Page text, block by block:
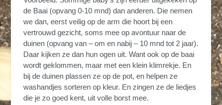
de Baai (opvang 0-10 mnd) dan anderen. Die nemen
we dan, eerst veilig op de arm die hoort bij een
vertrouwd gezicht, soms mee op avontuur naar de
duinen (opvang van – om en nabij – 10 mnd tot 2 jaar).
Daar kijken ze dan hun ogen uit. Want ook op de baai
wordt geklommen, maar met een klein klimrekje. En
bij de duinen plassen ze op de pot, en helpen ze
washandjes sorteren op kleur. En zingen ze de liedjes
die je zo goed kent, uit volle borst mee.